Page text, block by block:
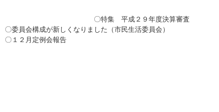
〇特集 平成２９年度決算審査
〇委員会構成が新しくなりました（市民生活委員会）
〇１２月定例会報告